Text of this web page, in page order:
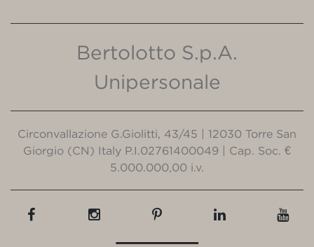
Bertolotto S.p.A.
Unipersonale
Circonvallazione G.Giolitti, 43/45 | 12030 Torre San
Giorgio (CN) Italy P.I.02761400049 | Cap. Soc. €
5.000.000,00 i.v.